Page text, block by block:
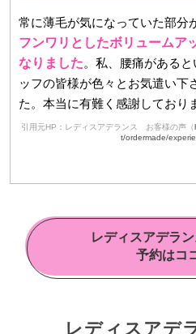
常に薄毛が気になっていた部分
フンワリとしたボリュームア
なりました。私、腰痛がある
ッフの皆様が色々とお気遣い下
た。本当に有難く感謝しており
引用元HP：レディスアデランス お客様の声（
t/ordermade/
レディスアデラ
予約はコ
レディスアデ